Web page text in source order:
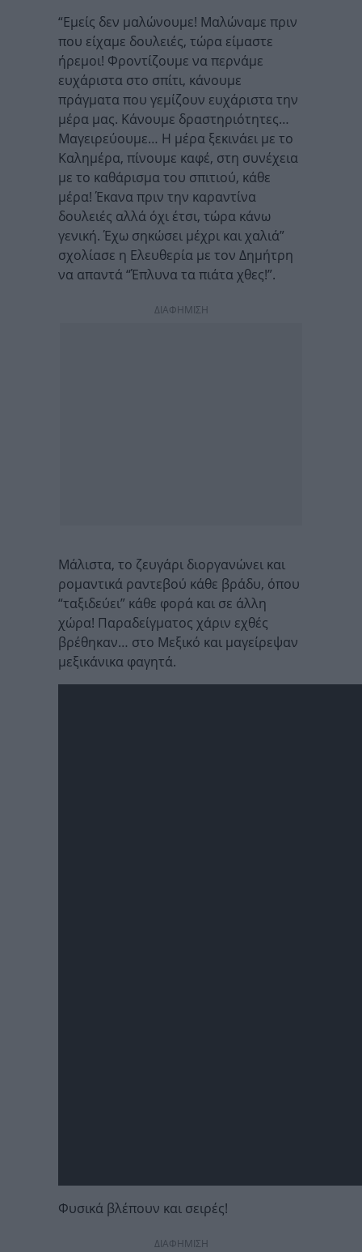
“Εμείς δεν μαλώνουμε! Μαλώναμε πριν
που είχαμε δουλειές, τώρα είμαστε
ήρεμοι! Φροντίζουμε να περνάμε
ευχάριστα στο σπίτι, κάνουμε
πράγματα που γεμίζουν ευχάριστα την
μέρα μας. Κάνουμε δραστηριότητες…
Μαγειρεύουμε… Η μέρα ξεκινάει με το
Καλημέρα, πίνουμε καφέ, στη συνέχεια
με το καθάρισμα του σπιτιού, κάθε
μέρα! Έκανα πριν την καραντίνα
δουλειές αλλά όχι έτσι, τώρα κάνω
γενική. Έχω σηκώσει μέχρι και χαλιά”
σχολίασε η Ελευθερία με τον Δημήτρη
να απαντά “Έπλυνα τα πιάτα χθες!”.
ΔΙΑΦΗΜΙΣΗ
Μάλιστα, το ζευγάρι διοργανώνει και
ρομαντικά ραντεβού κάθε βράδυ, όπου
“ταξιδεύει” κάθε φορά και σε άλλη
χώρα! Παραδείγματος χάριν εχθές
βρέθηκαν… στο Μεξικό και μαγείρεψαν
μεξικάνικα φαγητά.
Φυσικά βλέπουν και σειρές!
ΔΙΑΦΗΜΙΣΗ